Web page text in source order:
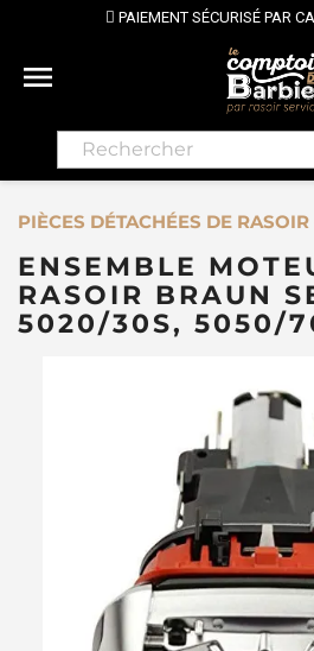
PAIEMENT SÉCURISÉ PAR

PIÈCES DÉTACHÉES DE
ENSEMBLE
RASOIR BRAUN
5020/30S, 5050/